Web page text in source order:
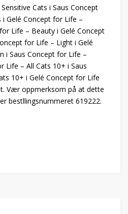
Cats i Saus Concept
Gelé Concept for Life –
Life – Beauty i Gelé Concept
for Life – Light i Gelé
i Saus Concept for Life –
Life – All Cats 10+ i Saus
10+ i Gelé Concept for Life
Vær oppmerksom på at dette
bestllingsnummeret 619222.